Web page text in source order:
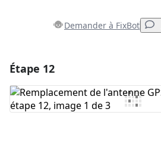
Demander à FixBot
Ajouter un commentaire
Étape 12